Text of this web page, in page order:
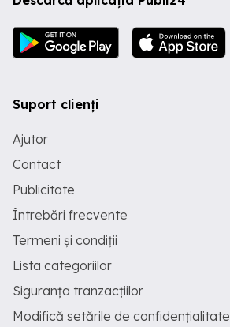
Suport clienți
Ajutor
Contact
Publicitate
Întrebări frecvente
Termeni și condiții
Lista categoriilor
Siguranța tranzacțiilor
Modifică setările de confidențialitate